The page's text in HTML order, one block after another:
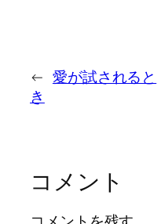
← 愛が試されると
き
コメント